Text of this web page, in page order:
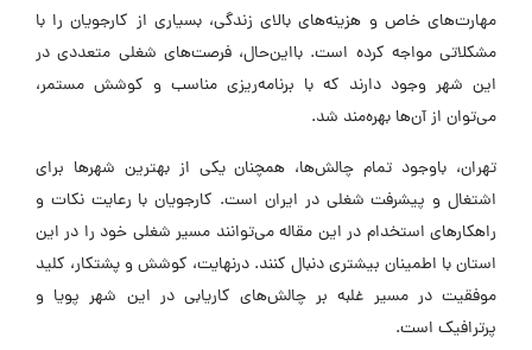
مهارت‌های خاص و هزینه‌های بالای زندگی، بسیاری از کارجویان را با
مشکلاتی مواجه کرده‌ است. بااین‌حال، فرصت‌های شغلی متعددی در
این شهر وجود دارند که با برنامه‌ریزی مناسب و کوشش مستمر،
می‌توان از آن‌ها بهره‌مند شد.
تهران، باوجود تمام چالش‌ها، همچنان یکی از بهترین شهرها برای
اشتغال و پیشرفت شغلی در ایران است. کارجویان با رعایت نکات و
راهکارهای استخدام در این مقاله می‌توانند مسیر شغلی خود را در این
استان با اطمینان بیشتری دنبال کنند. درنهایت، کوشش و پشتکار، کلید
موفقیت در مسیر غلبه بر چالش‌های کاریابی در این شهر پویا و
پرترافیک است.